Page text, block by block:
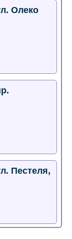
Олеко
Пестеля,